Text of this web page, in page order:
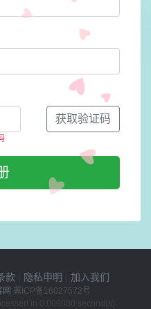
获取验证码
款 隐私申明 加入我们
网 冀ICP备16027572号
in 0.000000 second(s)